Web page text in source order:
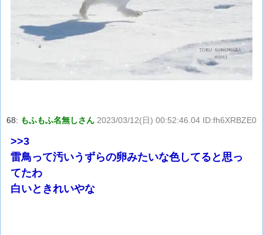
68: もふもふ名無しさん 2023/03/12(日) 00:52:46.04 ID:fh6XRBZE0
>>3
雷鳥って汚いうずらの卵みたいな色してると思っ
てたわ
白いときれいやな